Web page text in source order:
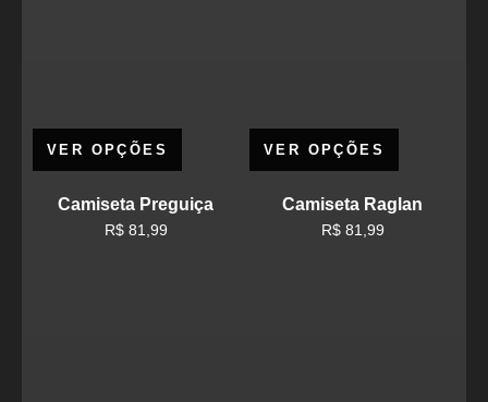
VER OPÇÕES
Camiseta Preguiça
R$81,99
VER OPÇÕES
Camiseta Raglan
R$81,99